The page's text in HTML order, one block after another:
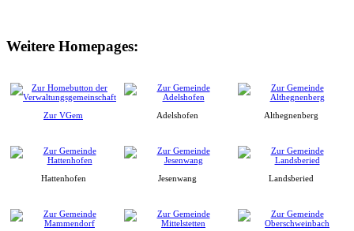
Weitere Homepages:
Zur VGem Adelshofen Althegnenberg
Hattenhofen Jesenwang Landsberied